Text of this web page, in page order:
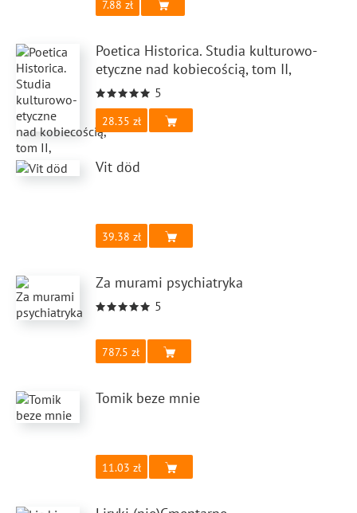
7.88
Poetica Historica. Studia kulturowo-
etyczne nad kobiecością, tom II,
5
28.35
Vit död
39.38
Za murami psychiatryka
5
787.5
Tomik beze mnie
11.03